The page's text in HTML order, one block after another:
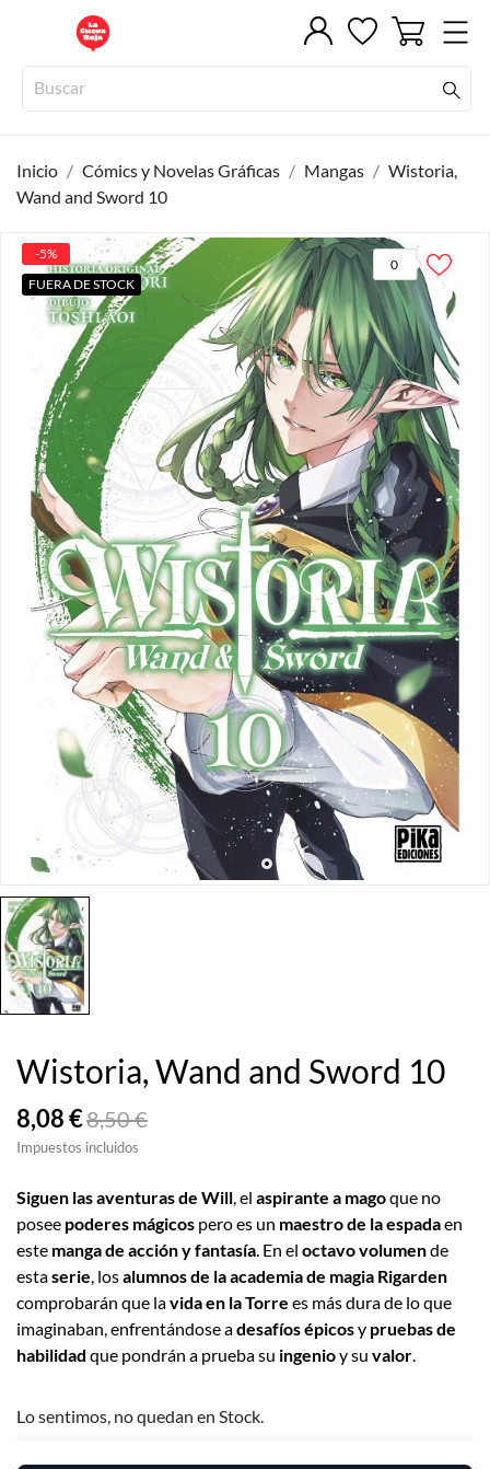
Inicio Cómics y Novelas Gráficas Mangas
Wistoria,
Wand and Sword 10
0
-5%
FUERA DE STOCK
Wistoria, Wand and Sword 10
8,08 €8,50 €
Impuestos incluidos
Siguen las aventuras de Will, el aspirante a magoque no
posee poderes mágicos pero es un maestro de la espadaen
este manga de acción y fantasía. En el octavo volumende
estaserie, losalumnos de la academia de magia Rigarden
comprobarán que lavida en la Torre es más dura de lo que
imaginaban, enfrentándose adesafíos épicosy pruebas de
habilidad que pondrán a prueba su ingenioy su valor.
Lo sentimos, no quedan en Stock.